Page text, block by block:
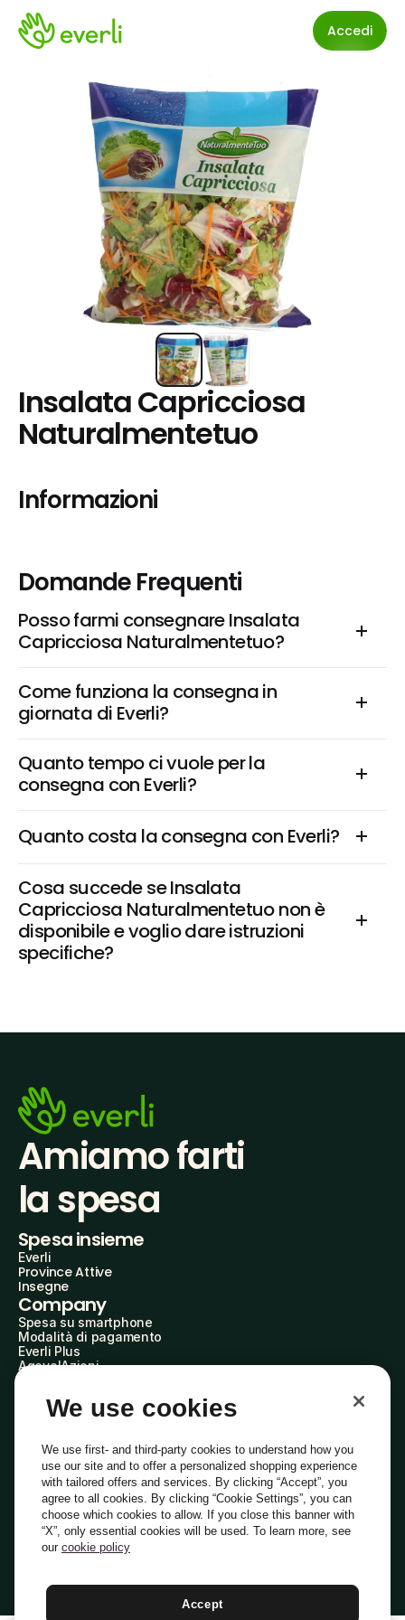
Accedi
Insalata Capricciosa
Naturalmentetuo
Informazioni
Domande Frequenti
Posso farmi consegnare Insalata
Capricciosa Naturalmentetuo?
Come funziona la consegna in
giornata di Everli?
Quanto tempo ci vuole per la
consegna con Everli?
Quanto costa la consegna con Everli?
Cosa succede se Insalata
Capricciosa Naturalmentetuo non è
disponibile e voglio dare istruzioni
specifiche?
Amiamo farti
la spesa
Spesa insieme
Everli
Province Attive
Insegne
Company
Spesa su smartphone
Modalità di pagamento
Everli Plus
AgevolAzioni
Everli Shoppers
Scopri chi siamo
Domande frequenti
Lavora con noi
Diventa Shopper
Investitori
PrivacyCookiePreferenze Cookie
Termini e Condizioni
Italiano
We use cookies
We use first- and third-party cookies to understand how you
use our site and to offer a personalized shopping experience
with tailored offers and services. By clicking “Accept”, you
agree to all cookies. By clicking “Cookie Settings”, you can
choose which cookies to allow. If you close this banner with
“X”, only essential cookies will be used. To learn more, see
our cookie policy
Accept